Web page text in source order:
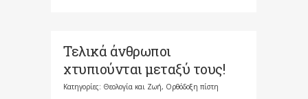
Τελικά άνθρωποι
χτυπιούνται μεταξύ τους!
Κατηγορίες: Θεολογία και Ζωή, Ορθόδοξη πίστη